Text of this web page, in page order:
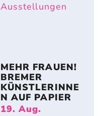
Ausstellungen
MEHR FRAUEN!
BREMER
KÜNSTLERINNE
N AUF PAPIER
19. Aug.